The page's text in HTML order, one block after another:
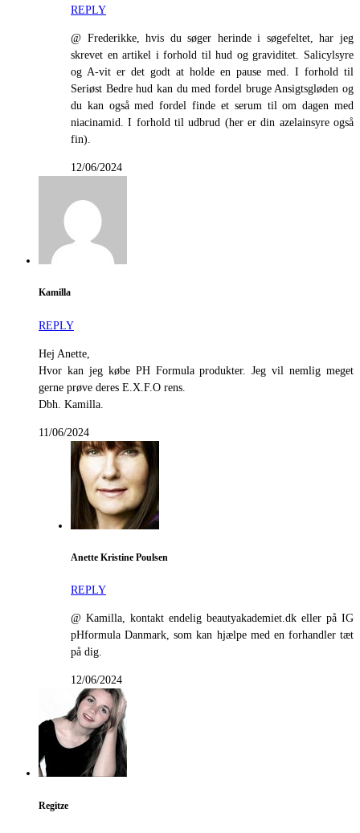
REPLY
@ Frederikke, hvis du søger herinde i søgefeltet, har jeg
skrevet en artikel i forhold til hud og graviditet. Salicylsyre
og A-vit er det godt at holde en pause med. I forhold til
Seriøst Bedre hud kan du med fordel bruge Ansigtsgløden og
du kan også med fordel finde et serum til om dagen med
niacinamid. I forhold til udbrud (her er din azelainsyre også
fin).
12/06/2024
Kamilla
REPLY
Hej Anette,
Hvor kan jeg købe PH Formula produkter. Jeg vil nemlig meget
gerne prøve deres E.X.F.O rens.
Dbh. Kamilla.
11/06/2024
Anette Kristine Poulsen
REPLY
@ Kamilla, kontakt endelig beautyakademiet.dk eller på IG
pHformula Danmark, som kan hjælpe med en forhandler tæt
på dig.
12/06/2024
Regitze